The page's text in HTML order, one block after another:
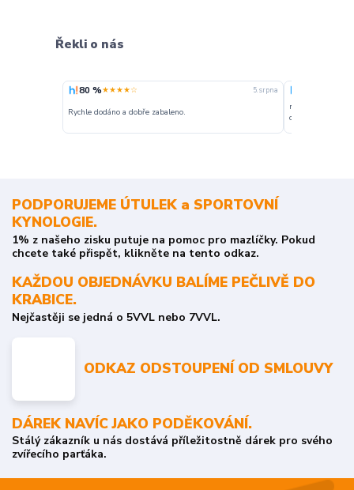
Řekli o nás
80 %★★★★☆ 5. srpna
Rychle dodáno a dobře zabaleno.
nakupuji
o stavu
PODPORUJEME ÚTULEK a SPORTOVNÍ
KYNOLOGIE.
1% z našeho zisku putuje na pomoc pro mazlíčky. Pokud
chcete také přispět, klikněte na tento odkaz.
KAŽDOU OBJEDNÁVKU BALÍME PEČLIVĚ DO
KRABICE.
Nejčastěji se jedná o 5VVL nebo 7VVL.
ODKAZ ODSTOUPENÍ OD SMLOUVY
DÁREK NAVÍC JAKO PODĚKOVÁNÍ.
Stálý zákazník u nás dostává příležitostně dárek pro svého
zvířecího parťáka.